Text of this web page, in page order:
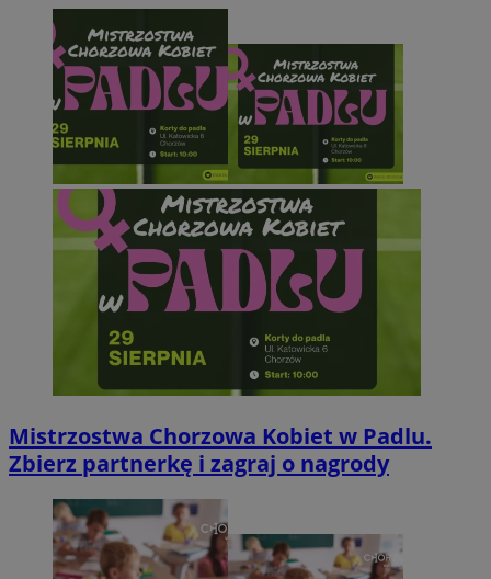
Mistrzostwa Chorzowa Kobiet w Padlu.
Zbierz partnerkę i zagraj o nagrody